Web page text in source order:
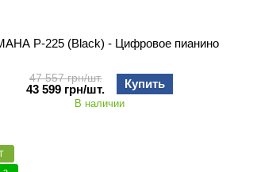
P-225 (Black) - Цифровое пианино
47 557 грн/шт.
43 599 грн/шт. Купить
В наличии